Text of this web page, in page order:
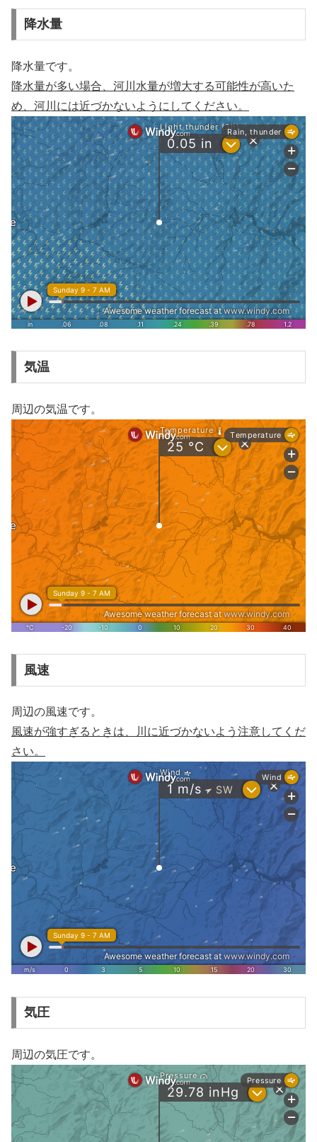
降水量
降水量です。
降水量が多い場合、河川水量が増大する可能性が高いた
め、河川には近づかないようにしてください。
気温
周辺の気温です。
風速
周辺の風速です。
風速が強すぎるときは、川に近づかないよう注意してくだ
さい。
気圧
周辺の気圧です。